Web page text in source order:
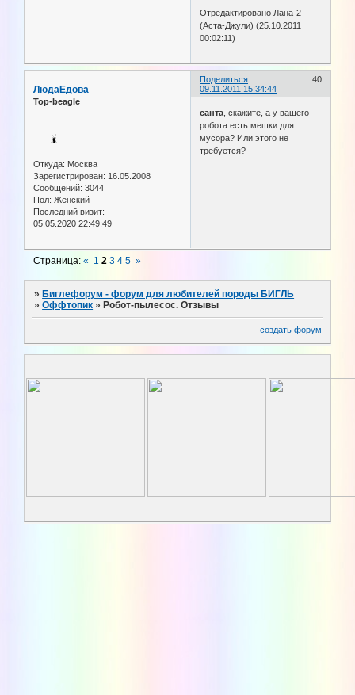
Отредактировано Лана-2
(Аста-Джули) (25.10.2011
00:02:11)
Поделиться
40
09.11.2011 15:34:44
ЛюдаЕдова
Top-beagle
Откуда: Москва
Зарегистрирован: 16.05.2008
Сообщений: 3044
Пол: Женский
Последний визит:
05.05.2020 22:49:49
санта , скажите, а у вашего
робота есть мешки для
мусора? Или этого не
требуется?
Страница:« 1 2 3 4 5 »
» Биглефорум - форум для любителей породы БИГЛЬ
»Оффтопик » Робот-пылесос. Отзывы
создать форум